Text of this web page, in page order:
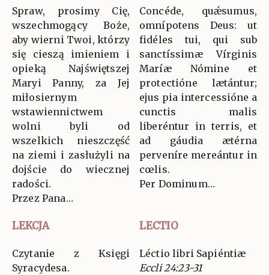
Spraw, prosimy Cię,
wszechmogący Boże,
aby wierni Twoi, którzy
się cieszą imieniem i
opieką Najświętszej
Maryi Panny, za Jej
miłosiernym
wstawiennictwem
wolni byli od
wszelkich nieszczęść
na ziemi i zasłużyli na
dojście do wiecznej
radości.
Przez Pana…
Concéde, quǽsumus,
omnípotens Deus: ut
fidéles tui, qui sub
sanctíssimæ Vírginis
Maríæ Nómine et
protectióne lætántur;
ejus pia intercessióne a
cunctis malis
liberéntur in terris, et
ad gáudia ætérna
perveníre mereántur in
cœlis.
Per Dominum…
LEKCJA LECTIO
Czytanie z Księgi
Syracydesa.
Léctio libri Sapiéntiæ
Eccli 24:23-31